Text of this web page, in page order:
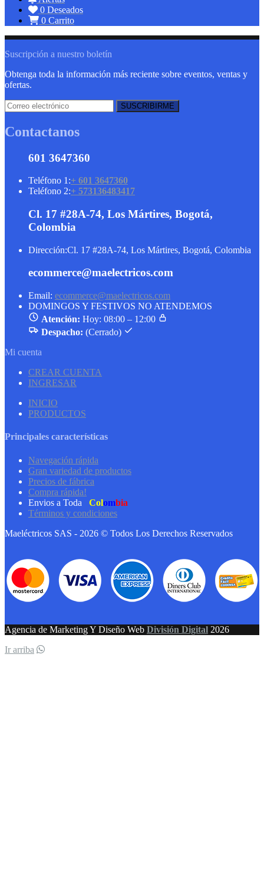
0 Deseados
0 Carrito
Suscripción a nuestro boletín
Obtenga toda la información más reciente sobre eventos, ventas y
ofertas.
Contactanos
601 3647360
Teléfono 1:+ 601 3647360
Teléfono 2:+ 573136483417
Cl. 17 #28A-74, Los Mártires, Bogotá,
Colombia
Dirección:Cl. 17 #28A-74, Los Mártires, Bogotá, Colombia
ecommerce@maelectricos.com
Email: ecommerce@maelectricos.com
DOMINGOS Y FESTIVOS NO ATENDEMOS
Atención: Hoy: 08:00 – 12:00
Despacho: (Cerrado)
Mi cuenta
CREAR CUENTA
INGRESAR
INICIO
PRODUCTOS
Principales características
Navegación rápida
Gran variedad de productos
Precios de fábrica
Compra rápida!
Envios a Toda
Colombia
Términos y condiciones
Maeléctricos SAS - 2026 © Todos Los Derechos Reservados
Agencia de Marketing Y Diseño Web División Digital 2026
Ir arriba